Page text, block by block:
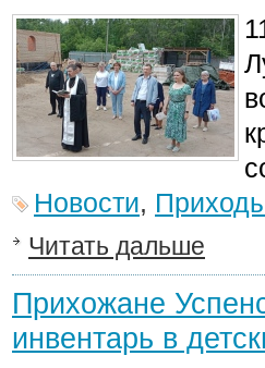
Новости,
Читать дальше
Прихожане
инвентарь в